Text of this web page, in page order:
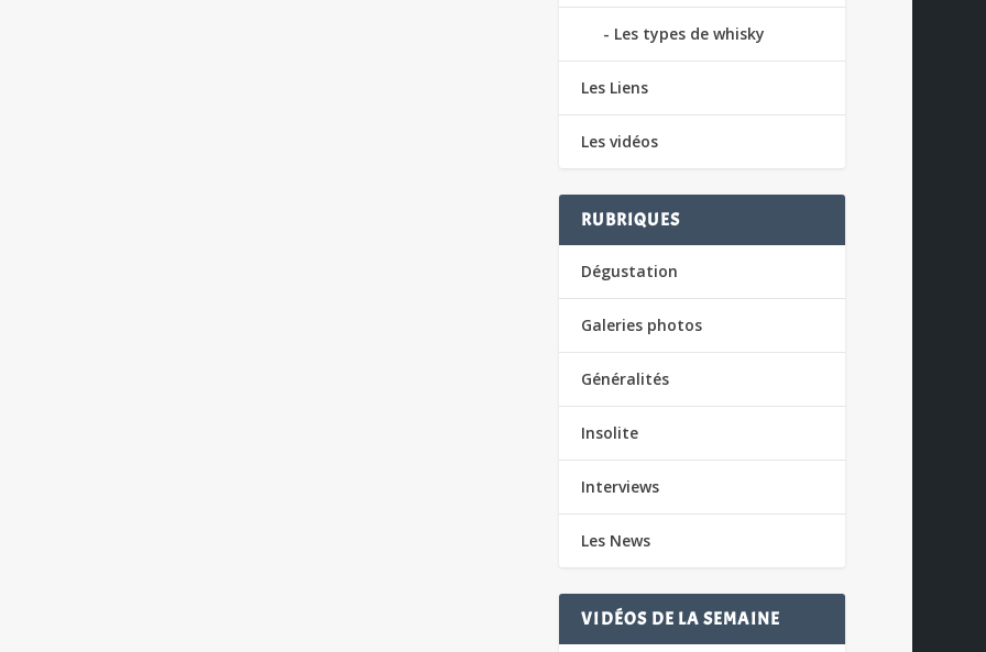
Les types de whisky
Les Liens
Les vidéos
RUBRIQUES
Dégustation
Galeries photos
Généralités
Insolite
Interviews
Les News
VIDÉOS DE LA SEMAINE